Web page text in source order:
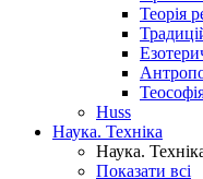
Теорія
Huss
Наука. Техніка
Наука.
Показати всі